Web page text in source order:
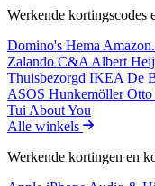
Werkende kortingscodes
Domino's Hema
Zalando C&A Albert
Thuisbezorgd IKEA De
ASOS HunkemöllerOtto
Tui About You
Alle winkels
Werkende kortingen en